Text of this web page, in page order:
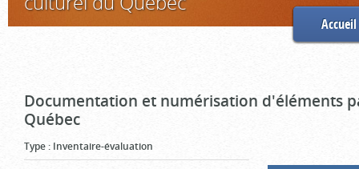
Accueil
Documentation et numérisation d'éléments
Québec
Type : Inventaire-évaluation